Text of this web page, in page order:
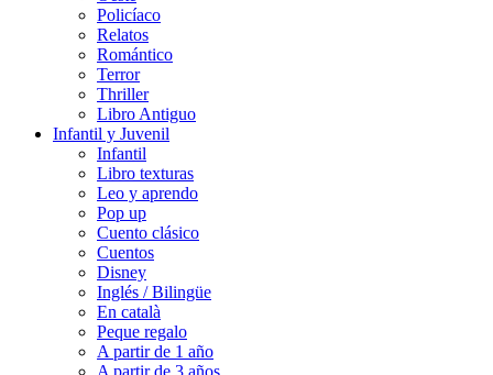
Policíaco
Relatos
Romántico
Terror
Thriller
Libro Antiguo
Infantil y Juvenil
Infantil
Libro texturas
Leo y aprendo
Pop up
Cuento clásico
Cuentos
Disney
Inglés / Bilingüe
En català
Peque regalo
A partir de 1 año
A partir de 3 años